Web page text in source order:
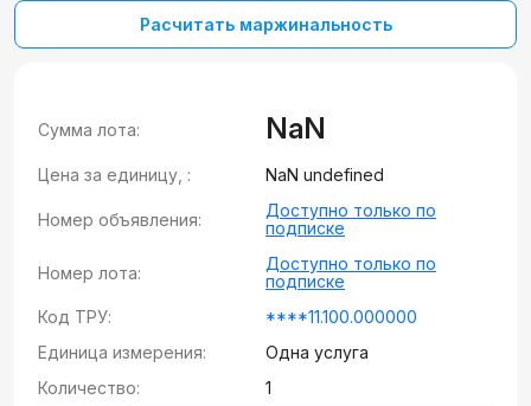
Расчитать маржинальность
Сумма лота: NaN
Цена за единицу, : NaN undefined
Номер объявления:
Доступно только по
подписке
Номер лота:
Доступно только по
подписке
Код ТРУ:
****11.100.000000
Единица измерения:
Одна услуга
Количество:
1